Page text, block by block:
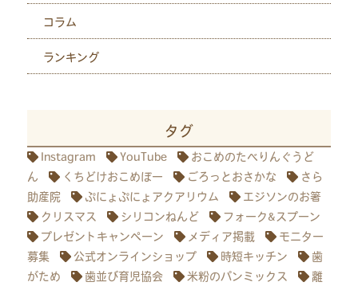
コラム
ランキング
タグ
Instagram YouTube
おこめのたべりんぐうど
ん
くちどけおこめぼー ごろっとおさかな
さら
助産院
ぷにょぷにょアクアリウム
エジソンのお箸
クリスマス
シリコンねんど
フォーク&スプーン
プレゼントキャンペーン
メディア掲載
モニター
募集
公式オンラインショップ 時短キッチン
歯
がため
歯並び育児協会 米粉のパンミックス
離